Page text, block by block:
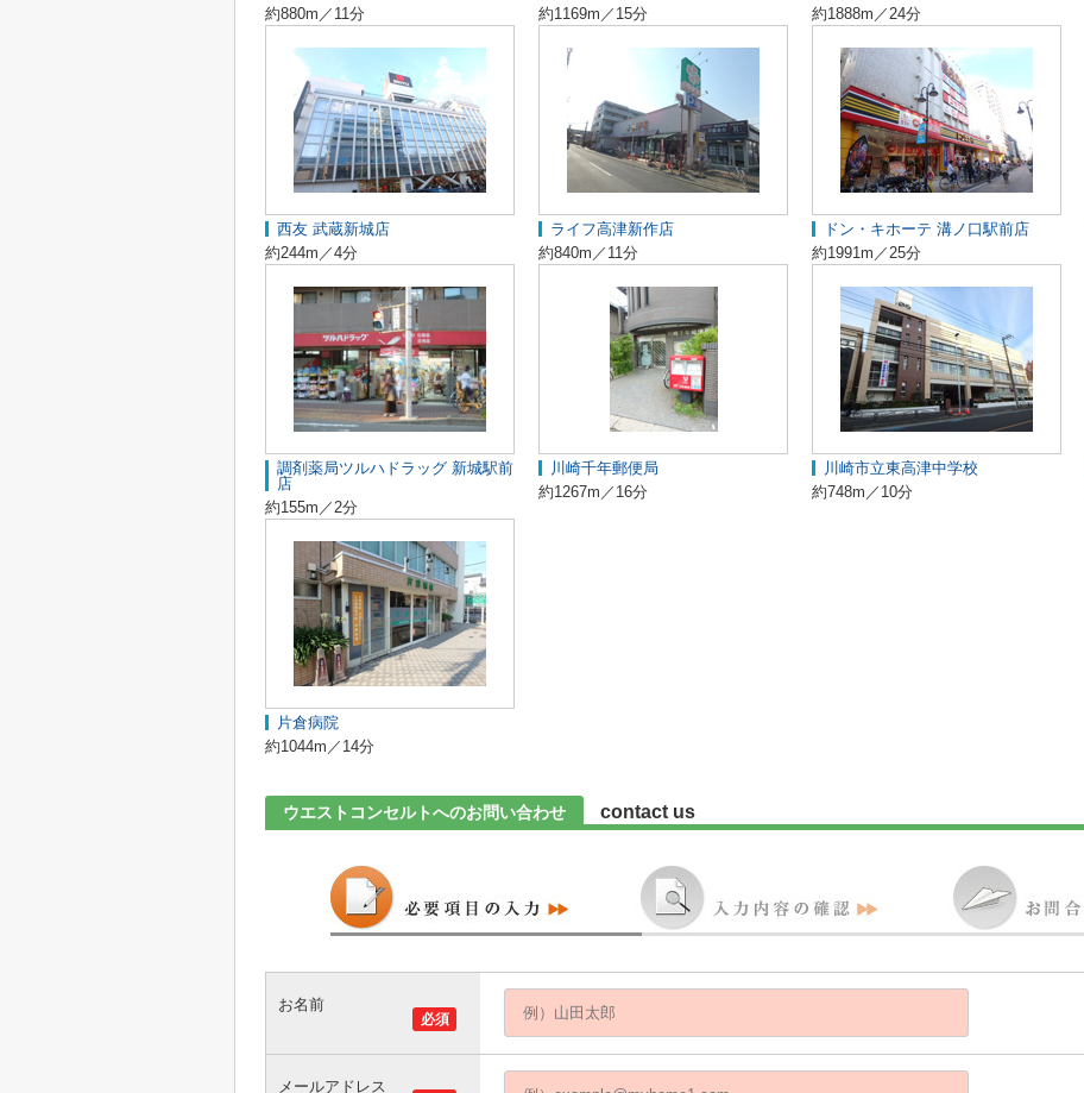
約880m／11分
約1169m／15分
約1888m／24分
西友 武蔵新城店
約244m／4分
ライフ高津新作店
約840m／11分
ドン・キホーテ 溝ノ口駅前店
約1991m／25分
調剤薬局ツルハドラッグ 新城駅前
店
約155m／2分
川崎千年郵便局
約1267m／16分
川崎市立東高津中学校
約748m／10分
片倉病院
約1044m／14分
ウエストコンセルトへのお問い合わせ contact us
必須
お名前
メールアドレス